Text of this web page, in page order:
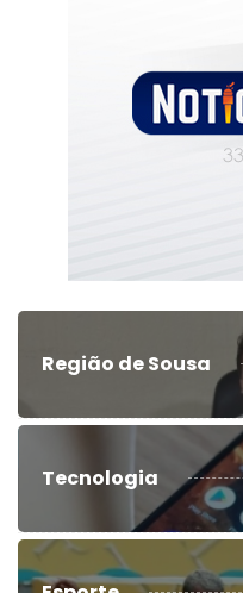
Região de Sousa
Tecnologia